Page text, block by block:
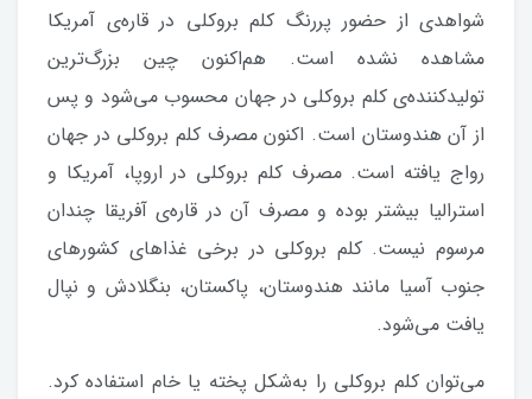
شواهدی از حضور پررنگ کلم بروکلی در قاره‌ی آمریکا
مشاهده نشده است. هم‌اکنون چین بزرگ‌ترین
تولیدکننده‌ی کلم بروکلی در جهان محسوب می‌شود و پس
از آن هندوستان است. اکنون مصرف کلم بروکلی در جهان
رواج یافته است. مصرف کلم بروکلی در اروپا، آمریکا و
استرالیا بیشتر بوده و مصرف آن در قاره‌ی آفریقا چندان
مرسوم نیست. کلم بروکلی در برخی غذاهای کشورهای
جنوب آسیا مانند هندوستان، پاکستان، بنگلادش و نپال
یافت می‌شود.
می‌توان کلم بروکلی را به‌شکل پخته یا خام استفاده کرد.